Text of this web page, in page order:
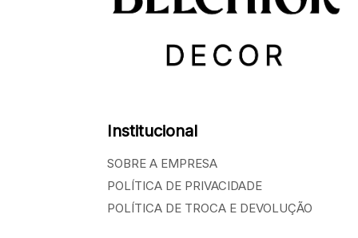
Institucional
SOBRE A EMPRESA
POLÍTICA DE PRIVACIDADE
POLÍTICA DE TROCA E DEVOLUÇÃO